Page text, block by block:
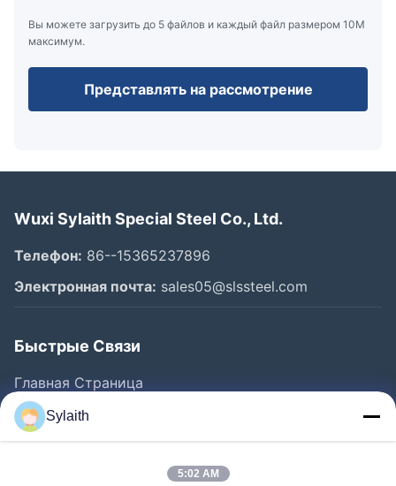
Вы можете загрузить до 5 файлов и каждый файл размером 10M
максимум.
Представлять на рассмотрение
Wuxi Sylaith Special Steel Co., Ltd.
Телефон: 86--15365237896
Электронная почта: sales05@slssteel.com
Быстрые Связи
Главная Страница
Продукция
Ролики
Sylaith
5:02 AM